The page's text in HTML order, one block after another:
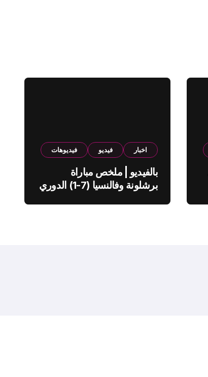
اخبار فيديو فيديوهات
بالفيديو | ملخص مباراة
برشلونة وفالنسيا (7-1) الدوري